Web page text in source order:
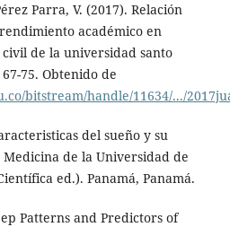
Parra, V. (2017). Relación
académico en
de la universidad santo
75. Obtenido de
bitstream/handle/11634/.../
del sueño y su
de la Universidad de
ed.). Panamá, Panamá.
Patterns and Predictors of